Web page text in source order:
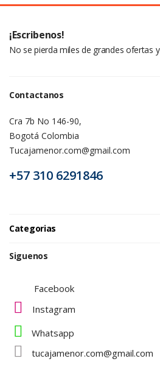
¡Escribenos!
No se pierda miles de grandes ofertas
Contactanos
Cra 7b No 146-90,
Bogotá Colombia
Tucajamenor.com@gmail.com
+57 310 6291846
Categorias
Siguenos
Facebook
Instagram
Whatsapp
tucajamenor.com@gmail.com